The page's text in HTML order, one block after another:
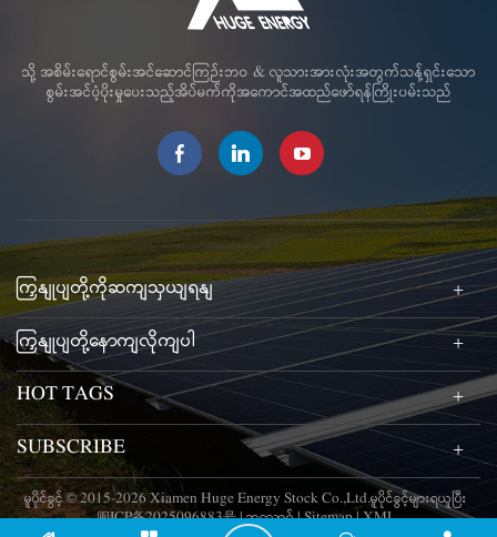
သို့ အစိမ်းရောင်စွမ်းအင်ဆောင်ကြဉ်းဘဝ & လူသားအားလုံးအတွက်သန့်ရှင်းသော
စွမ်းအင်ပံ့ပိုးမှုပေးသည့်အိပ်မက်ကိုအကောင်အထည်ဖော်ရန်ကြိုးပမ်းသည်
ကြှနျုပျတို့ကိုဆကျသှယျရနျ
ကြှနျုပျတို့နောကျလိုကျပါ
HOT TAGS
SUBSCRIBE
မူပိုင်ခွင့် © 2015-2026 Xiamen Huge Energy Stock Co.,Ltd.မူပိုင်ခွင့်များရယူပြီး
闽ICP备2025096883号|ဘလော့ဂ်|Sitemap|XML